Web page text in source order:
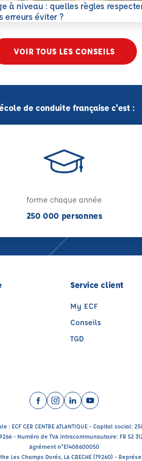
à niveau : quelles règles
erreurs éviter ?
plus
VOIR TOUS LES CONSEILS
de conduite française c'est :
forme chaque année
250 000 personnes
Service client
My ECF
Conseils
TGD
Facebook (nouvelle fenêtre)
Instagram (nouvelle
LinkedInYouTube
: ECF CER CENTRE ATLANTIQUE - Capital social:
- Numéro de TVA intracommunautaire: FR 52
Agrément n°E1408600050
Les Champs Dorés, LA CRECHE (79260) -